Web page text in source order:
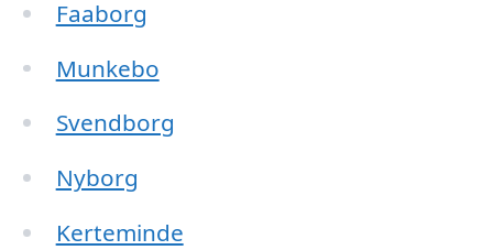
Faaborg
Munkebo
Svendborg
Nyborg
Kerteminde